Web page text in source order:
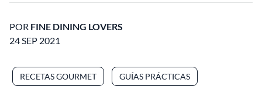
POR FINE DINING LOVERS
24 SEP 2021
RECETAS GOURMET GUÍAS PRÁCTICAS